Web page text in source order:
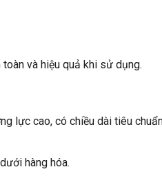
và hiệu quả khi sử dụng.
lực cao, có chiều dài tiêu
hàng hóa.